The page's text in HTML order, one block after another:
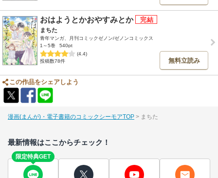
おはようとかおやすみとか
まちた
青年マンガ、月刊コミックゼノン/ゼノンコミックス
1～5巻
540pt
(4.4)
投稿数78件
無料立読み
この作品をシェアしよう
漫画(まんが)・電子書籍のコミックシーモアTOP まちた
最新情報はここからチェック！
限定特典GET